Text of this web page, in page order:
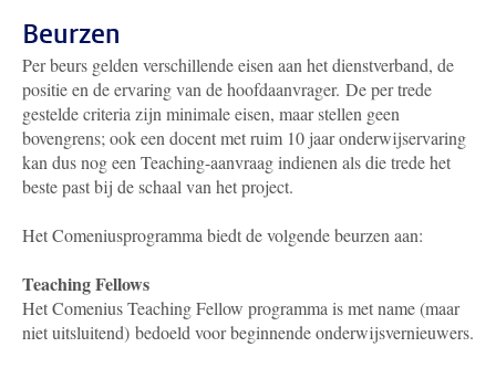
Beurzen
Per beurs gelden verschillende eisen aan het dienstverband, de
positie en de ervaring van de hoofdaanvrager. De per trede
gestelde criteria zijn minimale eisen, maar stellen geen
bovengrens; ook een docent met ruim 10 jaar onderwijservaring
kan dus nog een Teaching-aanvraag indienen als die trede het
beste past bij de schaal van het project.
Het Comeniusprogramma biedt de volgende beurzen aan:
Teaching Fellows
Het Comenius Teaching Fellow programma is met name (maar
niet uitsluitend) bedoeld voor beginnende onderwijsvernieuwers.